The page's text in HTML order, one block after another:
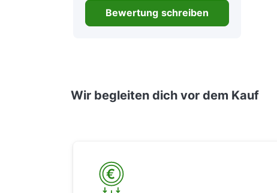
Bewertung schreiben
Wir begleiten dich vor dem Kauf